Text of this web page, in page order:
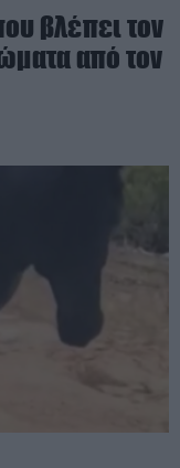
βλέπει τον
από τον